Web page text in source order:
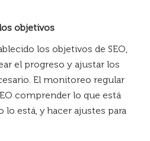
objetivos
los objetivos de SEO,
el progreso y ajustar los
El monitoreo regular
comprender lo que está
está, y hacer ajustes para